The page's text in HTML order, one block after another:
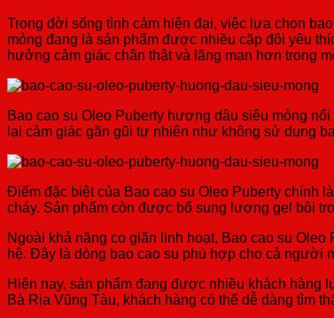
Trong đời sống tình cảm hiện đại, việc lựa chọn
mỏng đang là sản phẩm được nhiều cặp đôi yêu
hưởng cảm giác chân thật và lãng mạn hơn trong
Bao cao su Oleo Puberty hương dâu siêu mỏng nổi
lại cảm giác gần gũi tự nhiên như không sử dụng
Điểm đặc biệt của Bao cao su Oleo Puberty chính
cháy. Sản phẩm còn được bổ sung lượng gel bôi
Ngoài khả năng co giãn linh hoạt, Bao cao su
hệ. Đây là dòng bao cao su phù hợp cho cả người
Hiện nay, sản phẩm đang được nhiều khách
Bà Rịa Vũng Tàu, khách hàng có thể dễ dàng tìm